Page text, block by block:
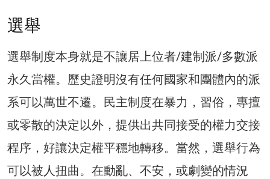
選舉
選舉制度本身就是不讓居上位者/建制派/多數派
永久當權。歷史證明沒有任何國家和團體內的派
系可以萬世不遷。民主制度在暴力，習俗，專擅
或零散的決定以外，提供出共同接受的權力交接
程序，好讓決定權平穩地轉移。當然，選舉行為
可以被人扭曲。在動亂、不安，或劇變的情況